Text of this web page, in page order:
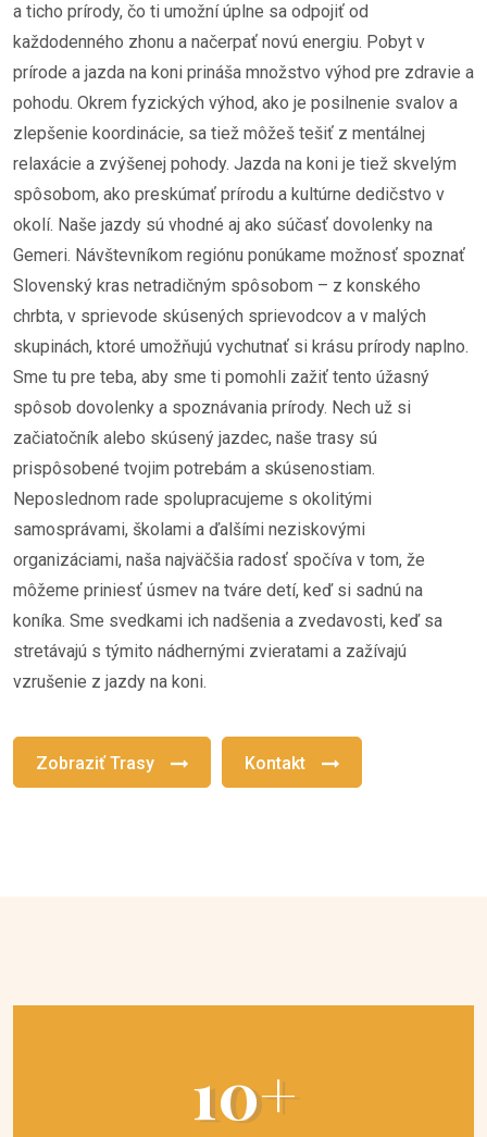
a ticho prírody, čo ti umožní úplne sa odpojiť od
každodenného zhonu a načerpať novú energiu. Pobyt v
prírode a jazda na koni prináša množstvo výhod pre zdravie a
pohodu. Okrem fyzických výhod, ako je posilnenie svalov a
zlepšenie koordinácie, sa tiež môžeš tešiť z mentálnej
relaxácie a zvýšenej pohody. Jazda na koni je tiež skvelým
spôsobom, ako preskúmať prírodu a kultúrne dedičstvo v
okolí. Naše jazdy sú vhodné aj ako súčasť dovolenky na
Gemeri. Návštevníkom regiónu ponúkame možnosť spoznať
Slovenský kras netradičným spôsobom – z konského
chrbta, v sprievode skúsených sprievodcov a v malých
skupinách, ktoré umožňujú vychutnať si krásu prírody naplno.
Sme tu pre teba, aby sme ti pomohli zažiť tento úžasný
spôsob dovolenky a spoznávania prírody. Nech už si
začiatočník alebo skúsený jazdec, naše trasy sú
prispôsobené tvojim potrebám a skúsenostiam.
Neposlednom rade spolupracujeme s okolitými
samosprávami, školami a ďalšími neziskovými
organizáciami, naša najväčšia radosť spočíva v tom, že
môžeme priniesť úsmev na tváre detí, keď si sadnú na
koníka. Sme svedkami ich nadšenia a zvedavosti, keď sa
stretávajú s týmito nádhernými zvieratami a zažívajú
vzrušenie z jazdy na koni.
Zobraziť Trasy Kontakt
10+